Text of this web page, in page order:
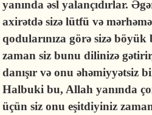
yanında əsl yalançıdırlar.
axirətdə sizə lütfü və
qodularınıza görə sizə
zaman siz bunu dilinizə
danışır və onu əhəmiyyətsiz
Halbuki bu, Allah yanında
üçün siz onu eşitdiyiniz